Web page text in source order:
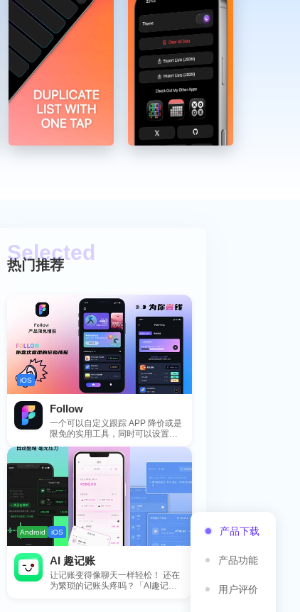
产品下载
产品功能
用户评价
热门推荐
iOS
Follow
一个可以自定义跟踪 APP 降价或是
限免的实用工具，同时可以设置包
括 APP，游戏，热门类和精选类
Android iOS
AI 趣记账
让记账变得像聊天一样轻松！ 还在
为繁琐的记账头疼吗？「AI趣记